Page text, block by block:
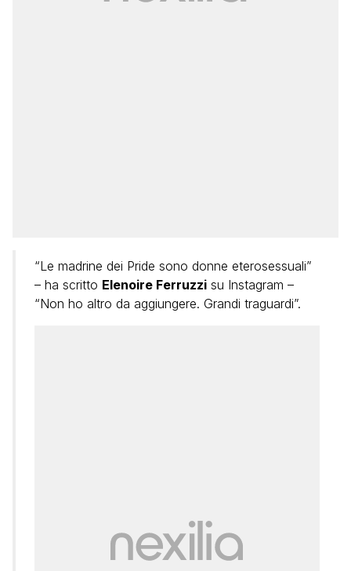
“Le madrine dei Pride sono donne eterosessuali”
– ha scritto Elenoire Ferruzzi su Instagram –
“Non ho altro da aggiungere. Grandi traguardi”.